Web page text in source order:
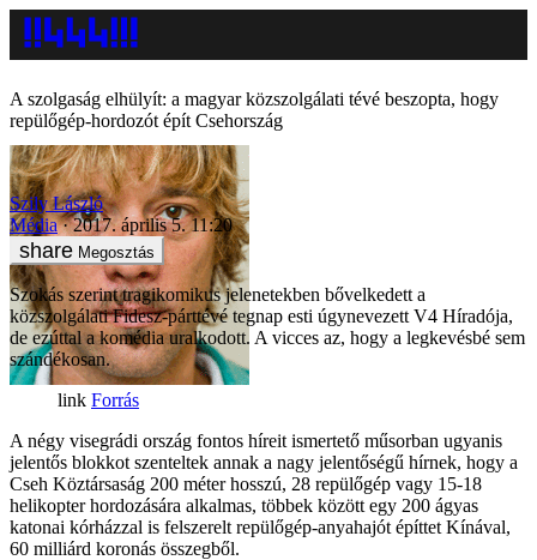
A szolgaság elhülyít: a magyar közszolgálati tévé beszopta, hogy
repülőgép-hordozót épít Csehország
Szily László
Média
2017. április 5. 11:20
Megosztás
Szokás szerint tragikomikus jelenetekben bővelkedett a
közszolgálati Fidesz-párttévé tegnap esti úgynevezett V4 Híradója,
de ezúttal a komédia uralkodott. A vicces az, hogy a legkevésbé sem
szándékosan.
Forrás
A négy visegrádi ország fontos híreit ismertető műsorban ugyanis
jelentős blokkot szenteltek annak a nagy jelentőségű hírnek, hogy a
Cseh Köztársaság 200 méter hosszú, 28 repülőgép vagy 15-18
helikopter hordozására alkalmas, többek között egy 200 ágyas
katonai kórházzal is felszerelt repülőgép-anyahajót építtet Kínával,
60 milliárd koronás összegből.